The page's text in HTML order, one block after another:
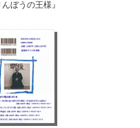
ぼうの王様』